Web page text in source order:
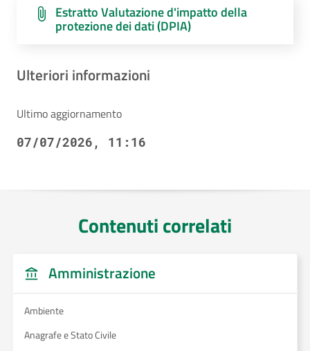
Estratto Valutazione d'impatto della
protezione dei dati (DPIA)
Ulteriori informazioni
Ultimo aggiornamento
07/07/2026, 11:16
Contenuti correlati
Amministrazione
Ambiente
Anagrafe e Stato Civile